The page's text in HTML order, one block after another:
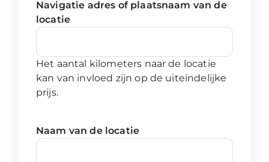
Navigatie adres of plaatsnaam van de
locatie
Het aantal kilometers naar de locatie
kan van invloed zijn op de uiteindelijke
prijs.
Naam van de locatie